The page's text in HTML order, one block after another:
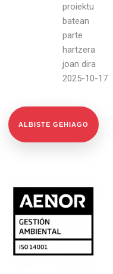
proiektu
batean
parte
hartzera
joan dira
2025-10-17
ALBISTE GEHIAGO